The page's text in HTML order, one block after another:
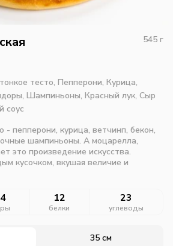
545 г
тесто, Пепперони, Курица,
Шампиньоны, Красный лук, Сыр
соус
- пепперони, курица, ветчинп, бекон,
шампиньоны. А моцарелла,
это произведение искусства.
кусочком, вкушая величие и
12
белки
23
углеводы
35 см